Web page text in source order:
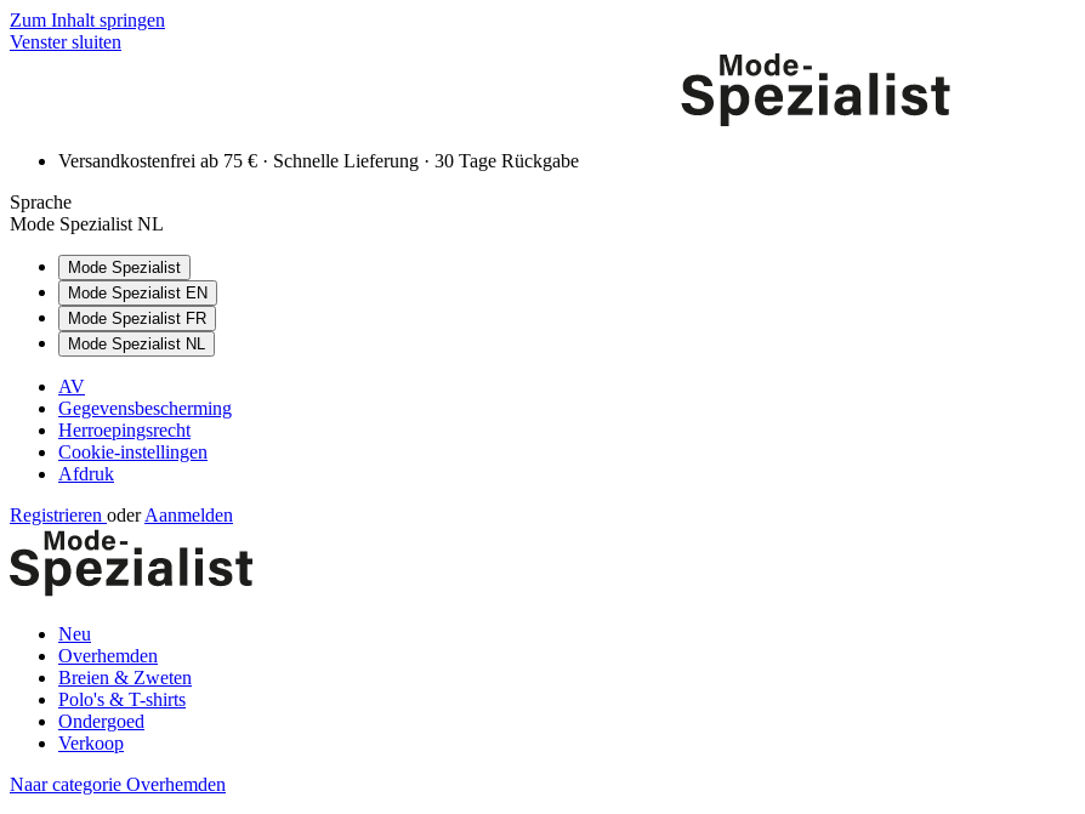
Zum Inhalt springen
Venster sluiten
Versandkostenfrei ab 75 € · Schnelle Lieferung · 30 Tage Rückgabe
Sprache
Mode Spezialist NL
Mode Spezialist
Mode Spezialist EN
Mode Spezialist FR
Mode Spezialist NL
AV
Gegevensbescherming
Herroepingsrecht
Cookie-instellingen
Afdruk
Registrieren oder Aanmelden
Neu
Overhemden
Breien & Zweten
Polo's & T-shirts
Ondergoed
Verkoop
Naar categorie Overhemden